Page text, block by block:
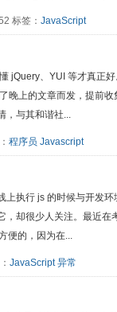
标签： JavaScript
jQuery、YUI 等才真正
晚上的文章而发，提前
，与其和谐社...
程序员 Javascript
执行 js 的时候与开发
却很少人关注。最近
便的，因为在...
JavaScript 异常